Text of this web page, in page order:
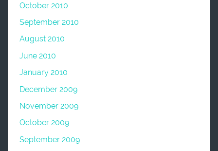
October 2010
September 2010
August 2010
June 2010
January 2010
December 2009
November 2009
October 2009
September 2009